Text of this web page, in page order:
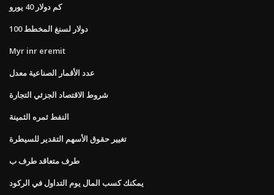
كم دولار 40 يورو
100 دولار لسنغ المخطط
Myr inr eremit
عدد الأقمار الصناعية معدل
شروط الاقتصاد الجزئي التجارة
النفط ثمره الثمينة
تغيير حقوق الأسهم التقدير للسيطرة
طرف متعاقد طرف ب
يمكنك كسب المال يوم التداول في الركود